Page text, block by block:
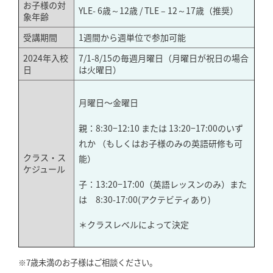
お子様の対
象年齢
YLE- 6歳～12歳 / TLE – 12～17歳（推奨）
受講期間
1週間から週単位で参加可能
2024年入校
日
7/1-8/15の毎週月曜日（月曜日が祝日の場合
は火曜日）
クラス・ス
ケジュール
月曜日〜金曜日
親：8:30−12:10 または 13:20−17:00のいず
れか （もしくはお子様のみの英語研修も可
能）
子：13:20−17:00（英語レッスンのみ）また
は 8:30-17:00(アクテビティあり)
＊クラスレベルによって決定
※7歳未満のお子様はご相談ください。